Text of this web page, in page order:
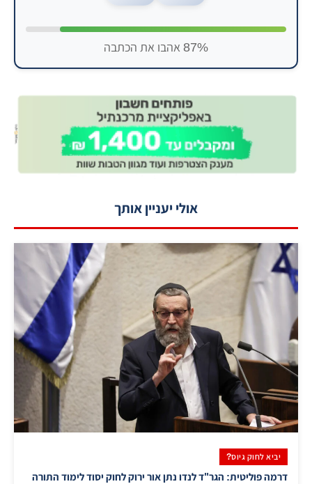
87% אהבו את הכתבה
אולי יעניין אותך
יביא לחוק גיוס?
דרמה פוליטית: הגר"ד לנדו נתן אור ירוק לחוק יסוד לימוד התורה